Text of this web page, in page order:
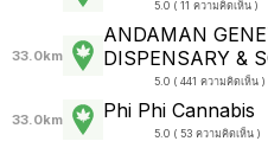
5.0 ( 11 ความคิดเห็น )
33.0km
ANDAMAN
DISPENSARY &
5.0 ( 441 ความคิดเห็น )
33.0km Phi Phi Cannabis
5.0 ( 53 ความคิดเห็น )